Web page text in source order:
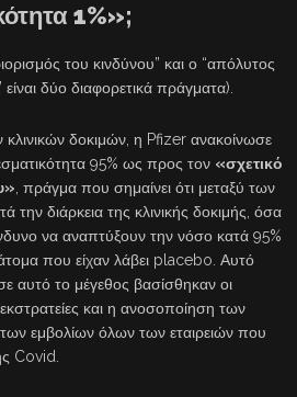
1%»;
του κινδύνου” και ο “απόλυτος
δύο διαφορετικά πράγματα).
δοκιμών, η Pfizer ανακοίνωσε
95% ως προς τον «σχετικό
, πράγμα που σημαίνει ότι μεταξύ των
την διάρκεια της κλινικής δοκιμής, όσα
να αναπτύξουν την νόσο κατά 95%
που είχαν λάβει placebo. Αυτό
αυτό το μέγεθος βασίσθηκαν οι
και η ανοσοποίηση των
εμβολίων όλων των εταιρειών που
Covid.